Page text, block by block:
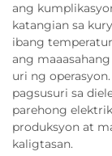
ang
katangian sa
ibang
ang
uri ng
pagsusuri sa
parehong
produksyon at
kaligtasan.